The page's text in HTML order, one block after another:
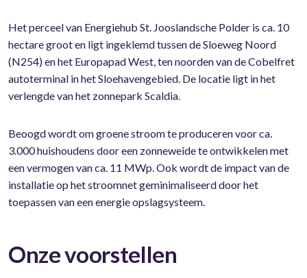
Het perceel van Energiehub St. Jooslandsche Polder is ca. 10
hectare groot en ligt ingeklemd tussen de Sloeweg Noord
(N254) en het Europapad West, ten noorden van de Cobelfret
autoterminal in het Sloehavengebied. De locatie ligt in het
verlengde van het zonnepark Scaldia.
Beoogd wordt om groene stroom te produceren voor ca.
3.000 huishoudens door een zonneweide te ontwikkelen met
een vermogen van ca. 11 MWp. Ook wordt de impact van de
installatie op het stroomnet geminimaliseerd door het
toepassen van een energie opslagsysteem.
Onze voorstellen